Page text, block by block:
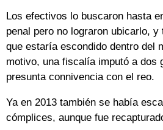
Los efectivos lo buscaron hasta
penal pero no lograron ubicarlo,
que estaría escondido dentro del
motivo, una fiscalía imputó a dos
presunta connivencia con el reo.
Ya en 2013 también se había
cómplices, aunque fue